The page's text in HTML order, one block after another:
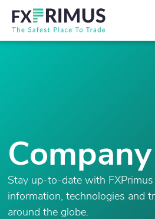
Stay up-to-date with
information, technologies and
around the globe.